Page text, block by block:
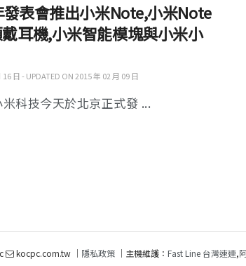
表會推出小米Note,小米Note
耳機,小米智能模塊與小米小
日 - UPDATED ON 2015 年 02 月 09 日
科技今天於北京正式發 ...
kocpc.com.tw ｜ 隱私政策 ｜主機維護： Fast Line 台灣速連,